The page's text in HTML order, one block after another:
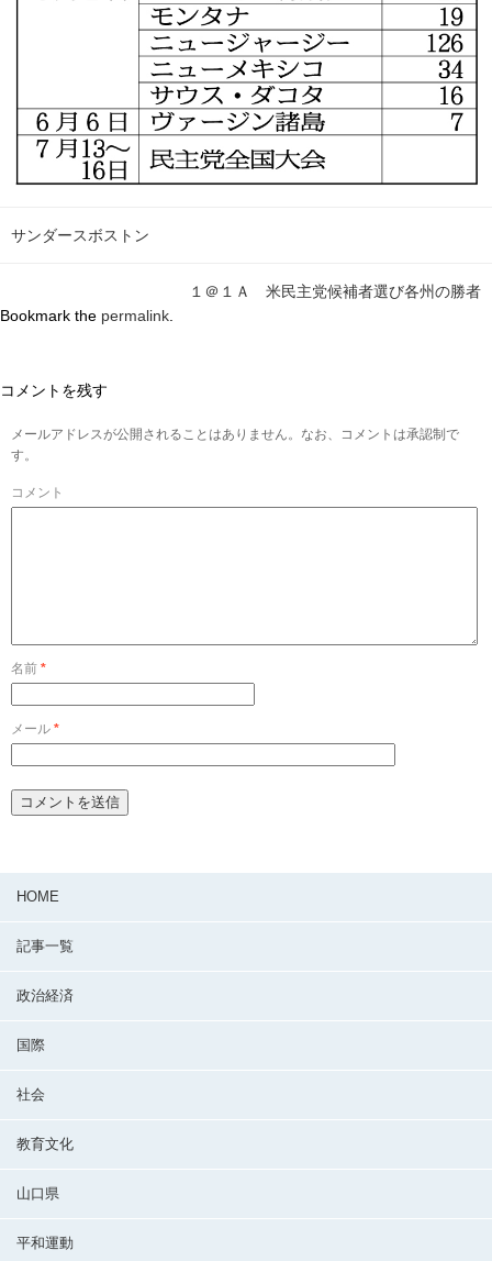
サンダースボストン
１＠１Ａ 米民主党候補者選び各州の勝者
Bookmark the permalink
コメントを残す
メールアドレスが公開されることはありません。なお、コメントは承認制で
す。
コメント
名前 *
メール *
HOME
記事一覧
政治経済
国際
社会
教育文化
山口県
平和運動